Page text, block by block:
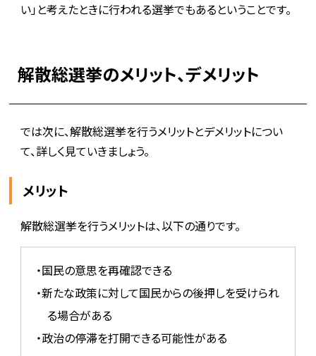
い」と考えたときに行われる選挙でもあるということです。
解散総選挙のメリット、デメリット
では次に、解散総選挙を行うメリットとデメリットについ
て、詳しく見ていきましょう。
メリット
解散総選挙を行うメリットは、以下の通りです。
・国民の意思を再確認できる
・新たな政策に対して国民からの後押しを受けられ
る場合がある
・政治の停滞を打開できる可能性がある